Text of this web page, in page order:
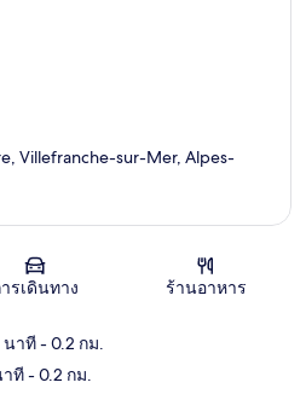
แผนที่
Villefranche-sur-Mer, Alpes-
รเดินทาง ร้านอาหาร
นาที- 0.2 กม.
าที- 0.2 กม.